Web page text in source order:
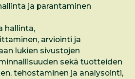
ja parantaminen
hallinta,
arviointi ja
lukien sivustojen
sekä tuotteiden
tehostaminen ja analysointi,